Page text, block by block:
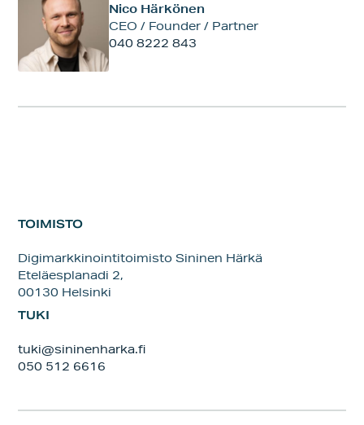
Nico Härkönen
CEO / Founder / Partner
040 8222 843
TOIMISTO
Digimarkkinointitoimisto Sininen Härkä
Eteläesplanadi 2,
00130 Helsinki
TUKI
tuki@sininenharka.fi
050 512 6616